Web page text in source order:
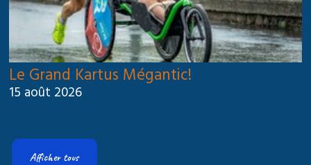
Le Grand Kartus Mégantic!
15 août 2026
Afficher tous